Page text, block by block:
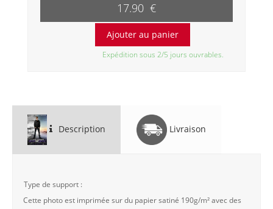
17.90 €
Expédition sous 2/5 jours ouvrables.
Description Livraison
Type de support :
Cette photo est imprimée sur du papier satiné 190g/m² avec des